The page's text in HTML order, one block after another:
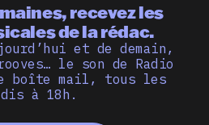
recevez les
de la rédac.
et de demain,
le son de Radio
boîte mail, tous les
à 18h.